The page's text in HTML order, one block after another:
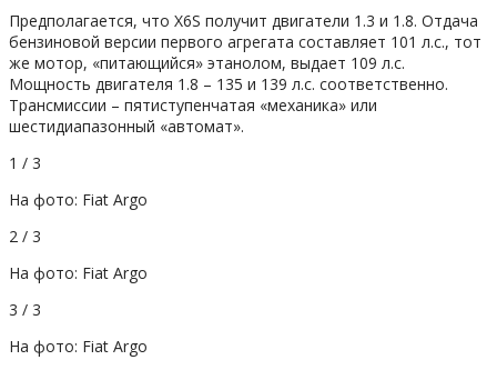
Предполагается, что X6S получит двигатели 1.3 и 1.8. Отдача
бензиновой версии первого агрегата составляет 101 л.с., тот
же мотор, «питающийся» этанолом, выдает 109 л.с.
Мощность двигателя 1.8 – 135 и 139 л.с. соответственно.
Трансмиссии – пятиступенчатая «механика» или
шестидиапазонный «автомат».
1 / 3
На фото: Fiat Argo
2 / 3
На фото: Fiat Argo
3 / 3
На фото: Fiat Argo